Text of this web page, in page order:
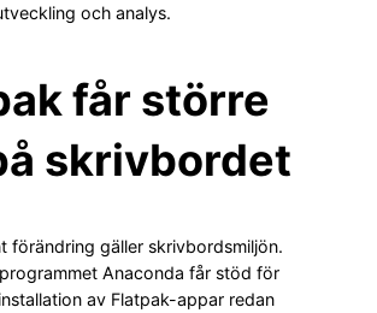
och analys.
får större
skrivbordet
förändring gäller skrivbordsmiljön.
Anaconda får stöd för
av Flatpak-appar redan